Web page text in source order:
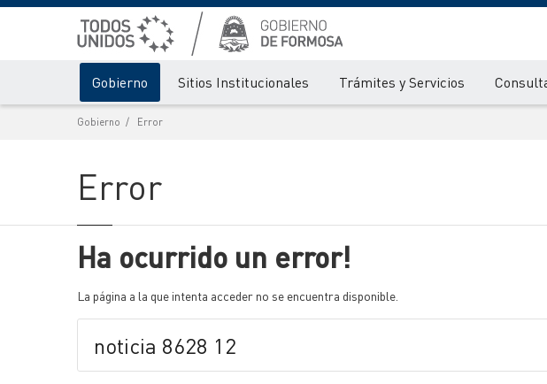
Gobierno Sitios Institucionales Trámites y Servicios
Gobierno Error
Error
Ha ocurrido un error!
La página a la que intenta acceder no se encuentra disponible.